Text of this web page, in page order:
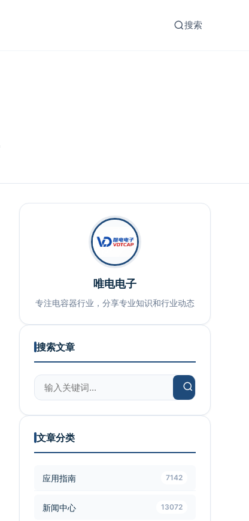
搜索
唯电电子
专注电容器行业，分享专业知识和行业动态
搜索文章
文章分类
应用指南 7142
新闻中心 13072